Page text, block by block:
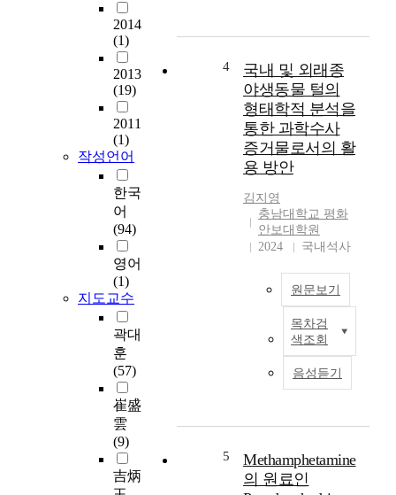
2014
(1)
2013
(19)
2011
(1)
작성언어
한국
어
(94)
영어
(1)
지도교수
곽대
훈
(57)
崔盛
雲
(9)
吉炳
r
a
,
증
도
군
4
국내 및 외래종
야생동물 털의
형태학적 분석을
통한 과학수사
증거물로서의 활
용 방안
김지영
충남대학교 평화
안보대학원
2024
국내석사
원문보기
목차검
색조회
음성듣기
w
5
Methamphetamine
의 원료인